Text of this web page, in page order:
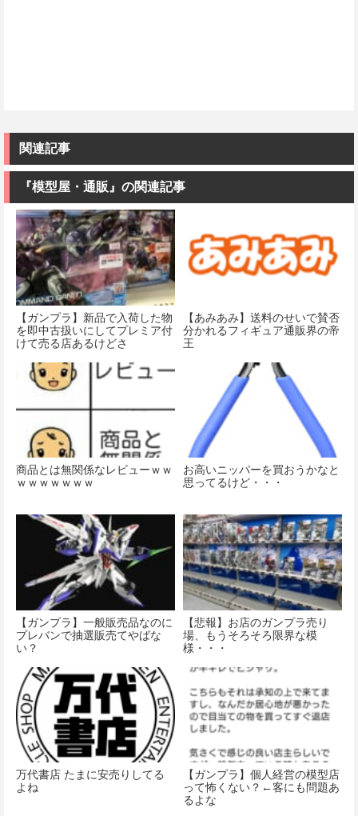
関連記事
『模型屋・通販』の関連記事
【ガンプラ】新品で入荷した物
を即中古扱いにしてプレミア付
けて売る店あるけどさ
【あみあみ】送料のせいで賛否
分かれるフィギュア通販界の帝
王
商品とは無関係なレビューｗｗ
ｗｗｗｗｗｗｗ
お高いニッパーを買おうかなと
思ってるけど・・・
【ガンプラ】一般販売品なのに
プレバンで抽選販売てやばな
い？
【悲報】お店のガンプラ売り
場、もうそろそろ限界な模
様・・・
万代書店 たまに安売りしてる
よね
【ガンプラ】個人経営の模型店
って怖くない？←客にも問題あ
るよな